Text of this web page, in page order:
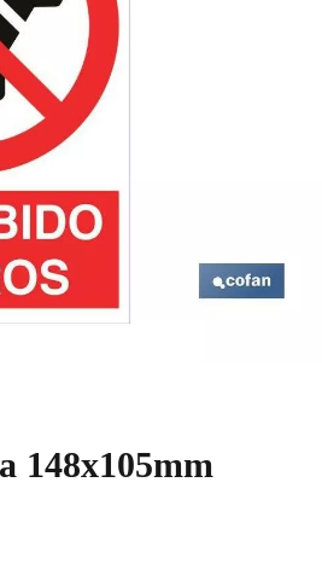
148x105mm